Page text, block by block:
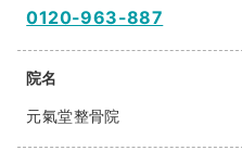
0120-963-887
院名
元氣堂整骨院